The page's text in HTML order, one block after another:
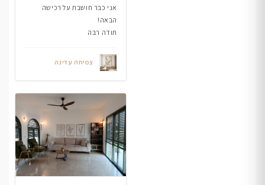
אני כבר חושבת על רכישה
הבאה!
תודה רבה
צמיחה עדינה